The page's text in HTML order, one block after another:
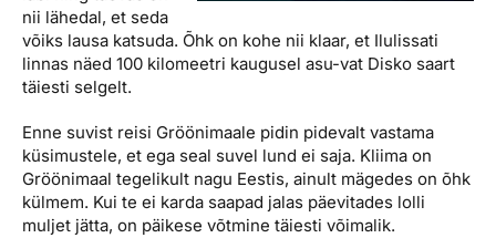
nii lähedal, et seda
võiks lausa katsuda. Õhk on kohe nii klaar, et Ilulissati
linnas näed 100 kilomeetri kaugusel asu-vat Disko saart
täiesti selgelt.
Enne suvist reisi Gröönimaale pidin pidevalt vastama
küsimustele, et ega seal suvel lund ei saja. Kliima on
Gröönimaal tegelikult nagu Eestis, ainult mägedes on õhk
külmem. Kui te ei karda saapad jalas päevitades lolli
muljet jätta, on päikese võtmine täiesti võimalik.